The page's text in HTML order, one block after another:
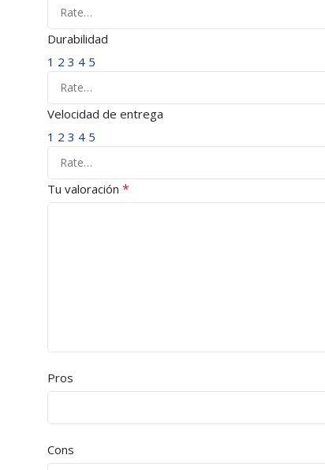
Durabilidad
1 2 3 4 5
Velocidad de entrega
1 2 3 4 5
Tu valoración *
Pros
Cons